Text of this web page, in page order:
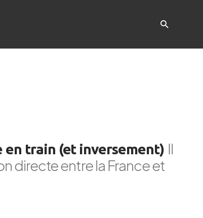
en train (et inversement) Il
directe entre la France et